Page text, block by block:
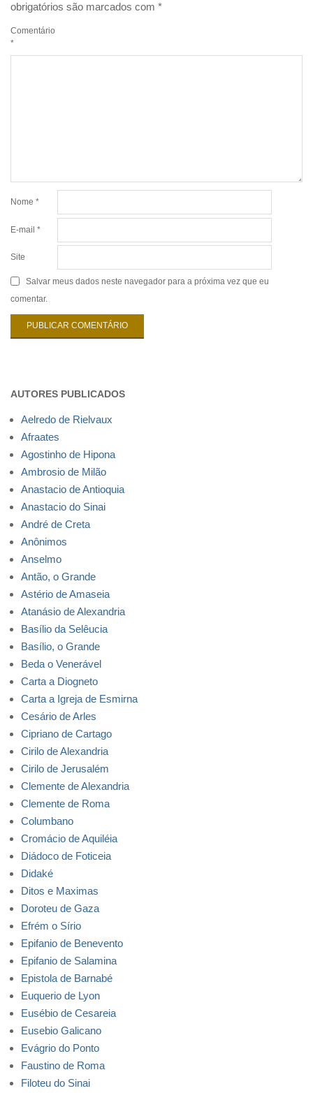
obrigatórios são marcados com *
Comentário
*
Nome *
E-mail *
Site
Salvar meus dados neste navegador para a próxima vez que eu
comentar.
AUTORES PUBLICADOS
Aelredo de Rielvaux
Afraates
Agostinho de Hipona
Ambrosio de Milão
Anastacio de Antioquia
Anastacio do Sinai
André de Creta
Anônimos
Anselmo
Antão, o Grande
Astério de Amaseia
Atanásio de Alexandria
Basílio da Selêucia
Basílio, o Grande
Beda o Venerável
Carta a Diogneto
Carta a Igreja de Esmirna
Cesário de Arles
Cipriano de Cartago
Cirilo de Alexandria
Cirilo de Jerusalém
Clemente de Alexandria
Clemente de Roma
Columbano
Cromácio de Aquiléia
Diádoco de Foticeia
Didaké
Ditos e Maximas
Doroteu de Gaza
Efrém o Sírio
Epifanio de Benevento
Epifanio de Salamina
Epistola de Barnabé
Euquerio de Lyon
Eusébio de Cesareia
Eusebio Galicano
Evágrio do Ponto
Faustino de Roma
Filoteu do Sinai